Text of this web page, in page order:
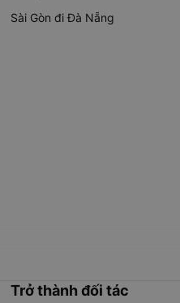
Sài Gòn đi Đà Nẵng
Trở thành đối tác